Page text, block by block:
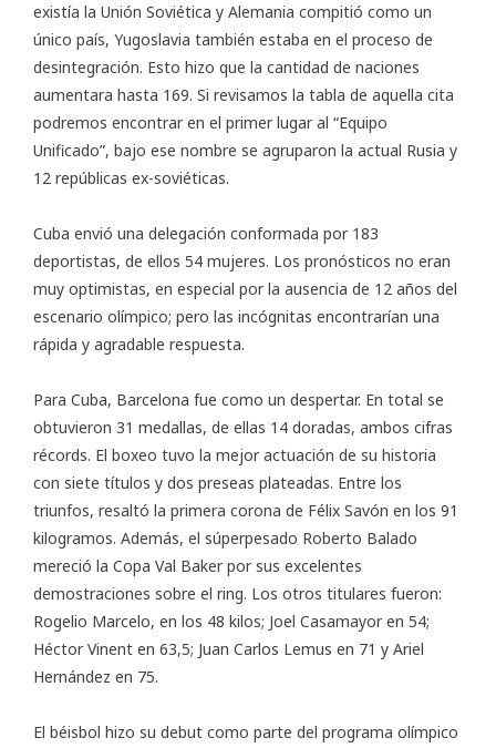
existía la Unión Soviética y Alemania compitió como un
único país, Yugoslavia también estaba en el proceso de
desintegración. Esto hizo que la cantidad de naciones
aumentara hasta 169. Si revisamos la tabla de aquella cita
podremos encontrar en el primer lugar al “Equipo
Unificado”, bajo ese nombre se agruparon la actual Rusia y
12 repúblicas ex-soviéticas.
Cuba envió una delegación conformada por 183
deportistas, de ellos 54 mujeres. Los pronósticos no eran
muy optimistas, en especial por la ausencia de 12 años del
escenario olímpico; pero las incógnitas encontrarían una
rápida y agradable respuesta.
Para Cuba, Barcelona fue como un despertar. En total se
obtuvieron 31 medallas, de ellas 14 doradas, ambos cifras
récords. El boxeo tuvo la mejor actuación de su historia
con siete títulos y dos preseas plateadas. Entre los
triunfos, resaltó la primera corona de Félix Savón en los 91
kilogramos. Además, el súperpesado Roberto Balado
mereció la Copa Val Baker por sus excelentes
demostraciones sobre el ring. Los otros titulares fueron:
Rogelio Marcelo, en los 48 kilos; Joel Casamayor en 54;
Héctor Vinent en 63,5; Juan Carlos Lemus en 71 y Ariel
Hernández en 75.
El béisbol hizo su debut como parte del programa olímpico